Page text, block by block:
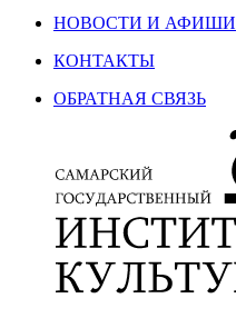
НОВОСТИ И АФИШИ
КОНТАКТЫ
ОБРАТНАЯ СВЯЗЬ